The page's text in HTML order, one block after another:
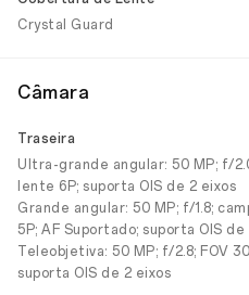
Crystal Guard
Câmara
Traseira
Ultra-grande angular: 50 MP; f/
lente 6P; suporta OIS de 2 eixos
Grande angular: 50 MP; f/1.8;
5P; AF Suportado; suporta OIS de
Teleobjetiva: 50 MP; f/2.8; FOV
suporta OIS de 2 eixos